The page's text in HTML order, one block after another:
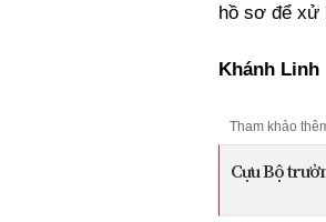
hồ sơ để xử
Khánh Linh
Tham khảo
Cựu Bộ